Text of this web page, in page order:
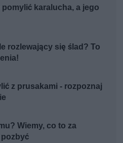
karalucha, a jego
rozlewający się ślad? To
z prusakami - rozpoznaj
Wiemy, co to za